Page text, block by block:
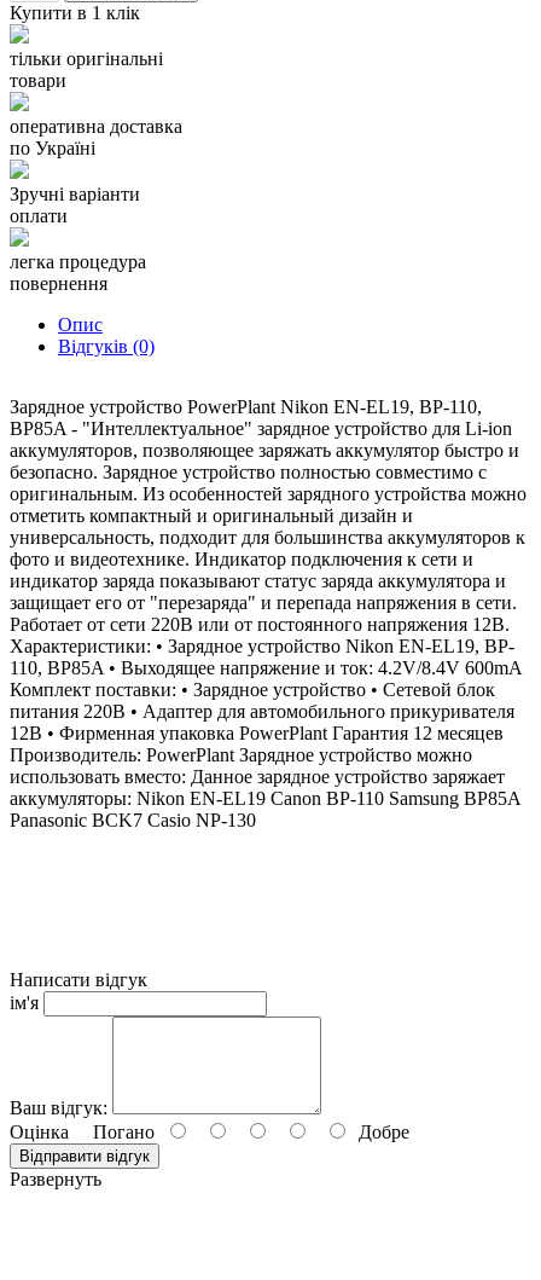
Купити в 1 клік
тільки оригінальні
товари
оперативна доставка
по Україні
Зручні варіанти
оплати
легка процедура
повернення
Опис
Відгуків (0)
Зарядное устройство PowerPlant Nikon EN-EL19, BP-110,
BP85A - "Интеллектуальное" зарядное устройство для Li-ion
аккумуляторов, позволяющее заряжать аккумулятор быстро и
безопасно. Зарядное устройство полностью совместимо с
оригинальным. Из особенностей зарядного устройства можно
отметить компактный и оригинальный дизайн и
универсальность, подходит для большинства аккумуляторов к
фото и видеотехнике. Индикатор подключения к сети и
индикатор заряда показывают статус заряда аккумулятора и
защищает его от "перезаряда" и перепада напряжения в сети.
Работает от сети 220В или от постоянного напряжения 12В.
Характеристики: • Зарядное устройство Nikon EN-EL19, BP-
110, BP85A • Выходящее напряжение и ток: 4.2V/8.4V 600mA
Комплект поставки: • Зарядное устройство • Сетевой блок
питания 220В • Адаптер для автомобильного прикуривателя
12В • Фирменная упаковка PowerPlant Гарантия 12 месяцев
Производитель: PowerPlant Зарядное устройство можно
использовать вместо: Данное зарядное устройство заряжает
аккумуляторы: Nikon EN-EL19 Canon BP-110 Samsung BP85A
Panasonic BCK7 Casio NP-130
Написати відгук
ім'я
Ваш відгук:
Оцінка Погано Добре
Відправити відгук
Развернуть